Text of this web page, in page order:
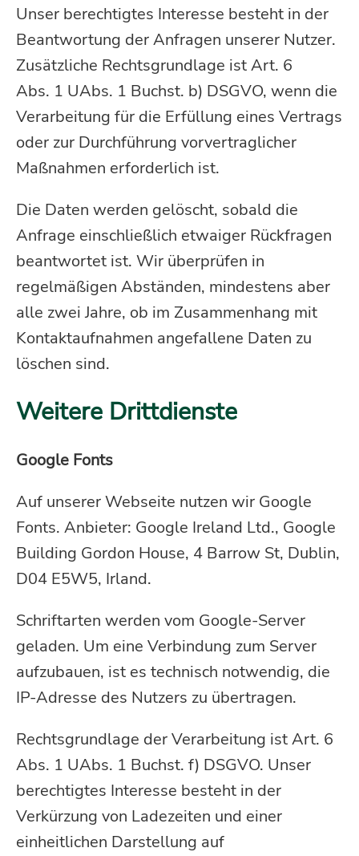
Unser berechtigtes Interesse besteht in der
Beantwortung der Anfragen unserer Nutzer.
Zusätzliche Rechtsgrundlage ist Art. 6
Abs. 1 UAbs. 1 Buchst. b) DSGVO, wenn die
Verarbeitung für die Erfüllung eines Vertrags
oder zur Durchführung vorvertraglicher
Maßnahmen erforderlich ist.
Die Daten werden gelöscht, sobald die
Anfrage einschließlich etwaiger Rückfragen
beantwortet ist. Wir überprüfen in
regelmäßigen Abständen, mindestens aber
alle zwei Jahre, ob im Zusammenhang mit
Kontaktaufnahmen angefallene Daten zu
löschen sind.
Weitere Drittdienste
Google Fonts
Auf unserer Webseite nutzen wir Google
Fonts. Anbieter: Google Ireland Ltd., Google
Building Gordon House, 4 Barrow St, Dublin,
D04 E5W5, Irland.
Schriftarten werden vom Google-Server
geladen. Um eine Verbindung zum Server
aufzubauen, ist es technisch notwendig, die
IP-Adresse des Nutzers zu übertragen.
Rechtsgrundlage der Verarbeitung ist Art. 6
Abs. 1 UAbs. 1 Buchst. f) DSGVO. Unser
berechtigtes Interesse besteht in der
Verkürzung von Ladezeiten und einer
einheitlichen Darstellung auf